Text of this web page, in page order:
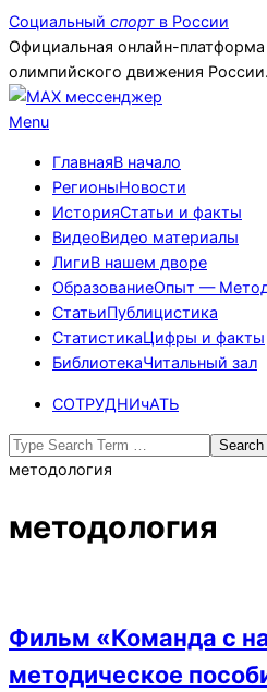
Skip
to
content
Социальный спорт в России
Официальная онлайн-
олимпийского движения России.
Primary
Menu
Menu
ГлавнаяВ начало
РегионыНовости
ИсторияСтатьи и факты
ВидеоВидео материалы
ЛигиВ нашем дворе
ОбразованиеОпыт —
СтатьиПублицистика
СтатистикаЦифры и факты
БиблиотекаЧитальный зал
СОТРУДНИчАТЬ
Search
методология
методология
Фильм «Команда с
методическое